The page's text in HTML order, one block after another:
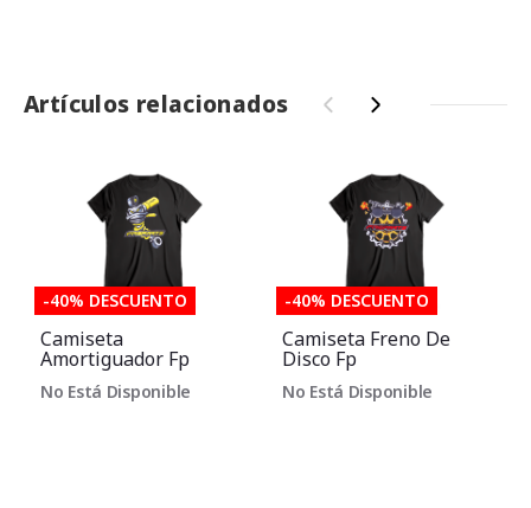
Artículos relacionados ‹ ›
-40% DESCUENTO
Camiseta
Amortiguador Fp
No Está Disponible
-40% DESCUENTO
Camiseta Freno De
Disco Fp
No Está Disponible